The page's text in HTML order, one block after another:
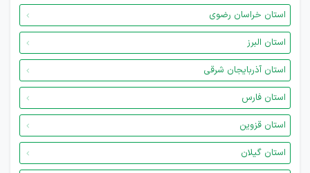
استان خراسان رضوی
استان البرز
استان آذربایجان شرقی
استان فارس
استان قزوین
استان گیلان